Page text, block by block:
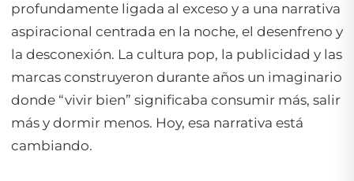
profundamente ligada al exceso y a una narrativa
aspiracional centrada en la noche, el desenfreno y
la desconexión. La cultura pop, la publicidad y las
marcas construyeron durante años un imaginario
donde “vivir bien” significaba consumir más, salir
más y dormir menos. Hoy, esa narrativa está
cambiando.